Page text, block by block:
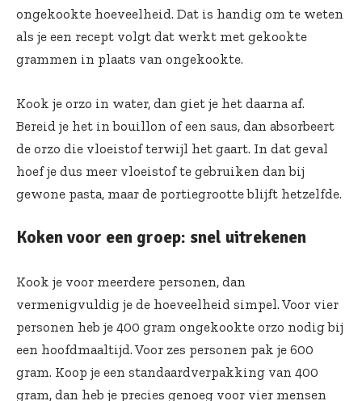
ongekookte hoeveelheid. Dat is handig om te weten
als je een recept volgt dat werkt met gekookte
grammen in plaats van ongekookte.
Kook je orzo in water, dan giet je het daarna af.
Bereid je het in bouillon of een saus, dan absorbeert
de orzo die vloeistof terwijl het gaart. In dat geval
hoef je dus meer vloeistof te gebruiken dan bij
gewone pasta, maar de portiegrootte blijft hetzelfde.
Koken voor een groep: snel uitrekenen
Kook je voor meerdere personen, dan
vermenigvuldig je de hoeveelheid simpel. Voor vier
personen heb je 400 gram ongekookte orzo nodig bij
een hoofdmaaltijd. Voor zes personen pak je 600
gram. Koop je een standaardverpakking van 400
gram, dan heb je precies genoeg voor vier mensen